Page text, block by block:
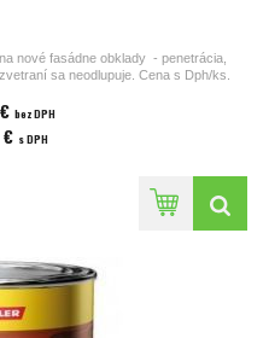
nové fasádne obklady - penetrácia,
sa neodlupuje. Cena s Dph/ks.
3n1 lasur
pri zasielaní objednávky.
bez DPH
€ s DPH